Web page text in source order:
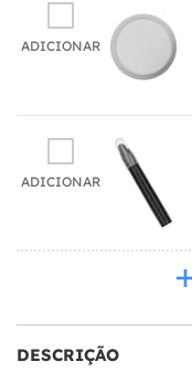
ADICIONAR
ADICIONAR
DESCRIÇÃO